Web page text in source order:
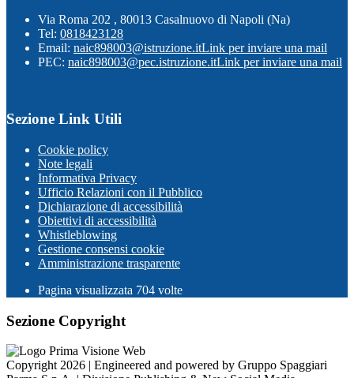
Via Roma 202 , 80013 Casalnuovo di Napoli (Na)
Tel: 0818423128
Email: naic898003@istruzione.itLink per inviare una mail
PEC: naic898003@pec.istruzione.itLink per inviare una mail
Sezione Link Utili
Cookie policy
Note legali
Informativa Privacy
Ufficio Relazioni con il Pubblico
Dichiarazione di accessibilità
Obiettivi di accessibilità
Whistleblowing
Gestione consensi cookie
Amministrazione trasparente
Pagina visualizzata 704 volte
Sezione Copyright
Copyright 2026 | Engineered and powered by Gruppo Spaggiari